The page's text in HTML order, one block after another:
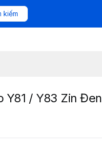
kiếm
Y81 / Y83 Zin Đen